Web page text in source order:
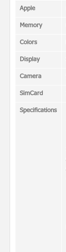
Apple
Memory
Colors
Display
Camera
SimCard
Specifications